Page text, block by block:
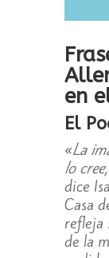
en
El
«La
lo
dice
Casa
refleja
de la